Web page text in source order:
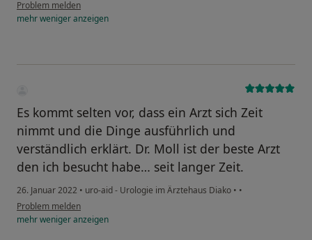
Problem melden
mehrwenigeranzeigen
Es kommt selten vor, dass ein Arzt sich Zeit
nimmt und die Dinge ausführlich und
verständlich erklärt. Dr. Moll ist der beste Arzt
den ich besucht habe… seit langer Zeit.
26. Januar 2022 • uro-aid - Urologie im Ärztehaus Diako • •
Problem melden
mehrwenigeranzeigen